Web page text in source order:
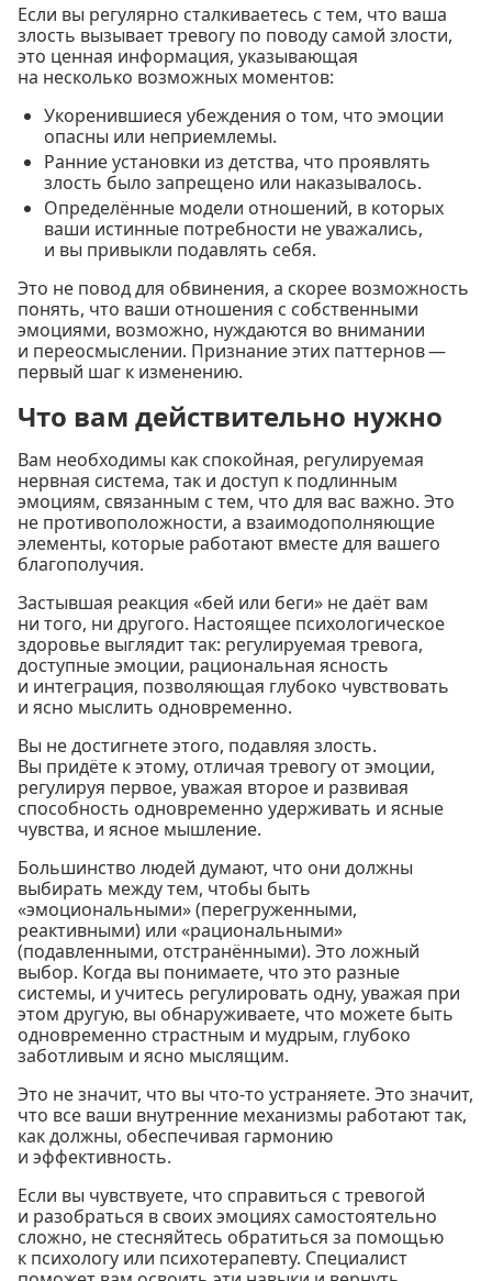
Если вы регулярно сталкиваетесь с тем, что ваша
злость вызывает тревогу по поводу самой злости,
это ценная информация, указывающая
на несколько возможных моментов:
Укоренившиеся убеждения о том, что эмоции
опасны или неприемлемы.
Ранние установки из детства, что проявлять
злость было запрещено или наказывалось.
Определённые модели отношений, в которых
ваши истинные потребности не уважались,
и вы привыкли подавлять себя.
Это не повод для обвинения, а скорее возможность
понять, что ваши отношения с собственными
эмоциями, возможно, нуждаются во внимании
и переосмыслении. Признание этих паттернов —
первый шаг к изменению.
Что вам действительно нужно
Вам необходимы как спокойная, регулируемая
нервная система, так и доступ к подлинным
эмоциям, связанным с тем, что для вас важно. Это
не противоположности, а взаимодополняющие
элементы, которые работают вместе для вашего
благополучия.
Застывшая реакция «бей или беги» не даёт вам
ни того, ни другого. Настоящее психологическое
здоровье выглядит так: регулируемая тревога,
доступные эмоции, рациональная ясность
и интеграция, позволяющая глубоко чувствовать
и ясно мыслить одновременно.
Вы не достигнете этого, подавляя злость.
Вы придёте к этому, отличая тревогу от эмоции,
регулируя первое, уважая второе и развивая
способность одновременно удерживать и ясные
чувства, и ясное мышление.
Большинство людей думают, что они должны
выбирать между тем, чтобы быть
«эмоциональными» (перегруженными,
реактивными) или «рациональными»
(подавленными, отстранёнными). Это ложный
выбор. Когда вы понимаете, что это разные
системы, и учитесь регулировать одну, уважая при
этом другую, вы обнаруживаете, что можете быть
одновременно страстным и мудрым, глубоко
заботливым и ясно мыслящим.
Это не значит, что вы что-то устраняете. Это значит,
что все ваши внутренние механизмы работают так,
как должны, обеспечивая гармонию
и эффективность.
Если вы чувствуете, что справиться с тревогой
и разобраться в своих эмоциях самостоятельно
сложно, не стесняйтесь обратиться за помощью
к психологу или психотерапевту. Специалист